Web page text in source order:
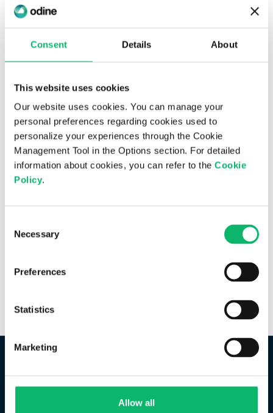
Consent Details About
This website uses cookies
Our website uses cookies. You can manage your
personal preferences regarding cookies used to
personalize your experiences through the Cookie
Management Tool in the Options section. For detailed
information about cookies, you can refer to the Cookie
Policy.
Selection
Necessary
Preferences
Statistics
Marketing
Allow all
Güçlü nakit pozisyonu, pozitif işletme sermayesi ve
vizyonunu sürdüren Odine, yeni lider kadro ve
hızlanan Ar-Ge yatırımları ile küresel pazardaki
Şirket, üç ana faaliyet alanı olan stratejik danışmanlık,
dönüşüm odaklı sistem entegrasyonu ve yapay zekâ
destekli ürün geliştirme kapsamında; yapay zekâ
tabanlı çözümlerden yazılım tanımlı ağlara, 5G/6G
teknolojilerinden bulut tabanlı orkestrasyon
platformlarına kadar geniş bir yelpazede hizmet
ve geleceğe hazır dijital dönüşüm yolculuklarını
hızlandırmalarını sağlıyor.
Bilgi için:Odine Yatırımcı